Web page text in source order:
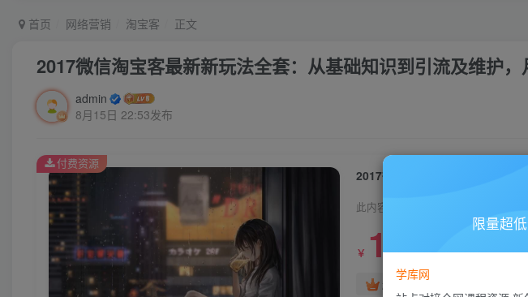
首页 网络营销 淘宝客 正文
2017微信淘宝客最新新玩法全套：从基础知识到引流及维护，
admin
8月15日 22:53发布
2017微信淘宝客最新新玩法全套
此内容为付费资源，请付费后查看
￥ 10￥88
超级会员免费
付费资源
限量超
学库网